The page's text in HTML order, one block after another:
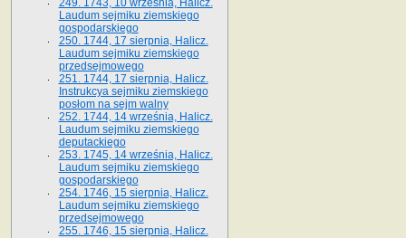
249. 1743, 10 września, Halicz.
Laudum sejmiku ziemskiego
gospodarskiego
250. 1744, 17 sierpnia, Halicz.
Laudum sejmiku ziemskiego
przedsejmowego
251. 1744, 17 sierpnia, Halicz.
Instrukcya sejmiku ziemskiego
posłom na sejm walny
252. 1744, 14 września, Halicz.
Laudum sejmiku ziemskiego
deputackiego
253. 1745, 14 września, Halicz.
Laudum sejmiku ziemskiego
gospodarskiego
254. 1746, 15 sierpnia, Halicz.
Laudum sejmiku ziemskiego
przedsejmowego
255. 1746, 15 sierpnia, Halicz.